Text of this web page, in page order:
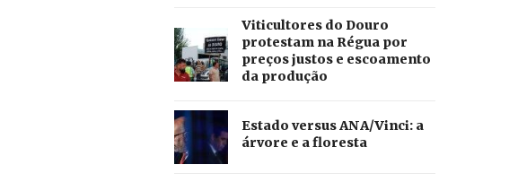
Viticultores do Douro
protestam na Régua por
preços justos e escoamento
da produção
Estado versus ANA/Vinci: a
árvore e a floresta